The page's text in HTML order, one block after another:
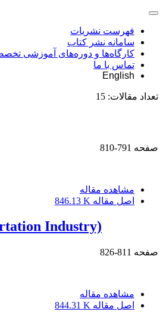
فهرست نشریات
سامانه نشر کتاب
کارگاه‌ها و دوره‌های آموزشی
تماس با ما
English
تعداد مقالات: 15
صفحه 791-810
مشاهده مقاله
اصل مقاله 846.13 K
Industry)
صفحه 811-826
مشاهده مقاله
اصل مقاله 844.31 K